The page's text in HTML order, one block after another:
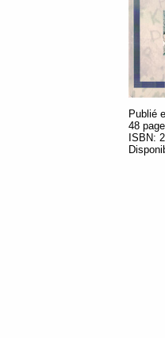
Publié
48
ISBN: